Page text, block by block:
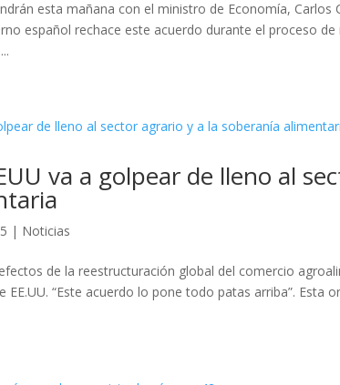
esta mañana con el ministro de Economía, Carlos
español rechace este acuerdo durante el proceso
va a golpear de lleno al
| Noticias
de la reestructuración global del comercio
“Este acuerdo lo pone todo patas arriba”. Esta